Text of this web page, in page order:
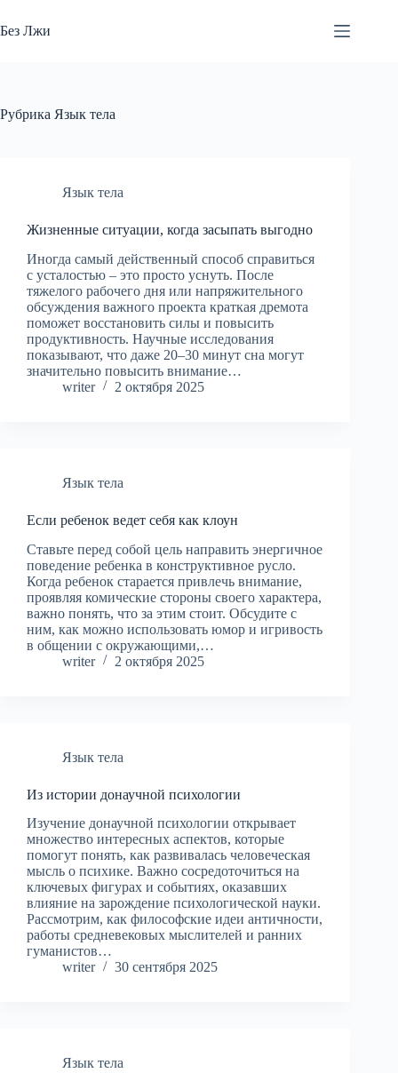
к
сути
Без Лжи
Рубрика Язык тела
Язык тела
Жизненные ситуации, когда засыпать выгодно
Иногда самый действенный способ справиться
с усталостью – это просто уснуть. После
тяжелого рабочего дня или напряжительного
обсуждения важного проекта краткая дремота
поможет восстановить силы и повысить
продуктивность. Научные исследования
показывают, что даже 20–30 минут сна могут
значительно повысить внимание…
writer
2 октября 2025
Язык тела
Если ребенок ведет себя как клоун
Ставьте перед собой цель направить энергичное
поведение ребенка в конструктивное русло.
Когда ребенок старается привлечь внимание,
проявляя комические стороны своего характера,
важно понять, что за этим стоит. Обсудите с
ним, как можно использовать юмор и игривость
в общении с окружающими,…
writer
2 октября 2025
Язык тела
Из истории донаучной психологии
Изучение донаучной психологии открывает
множество интересных аспектов, которые
помогут понять, как развивалась человеческая
мысль о психике. Важно сосредоточиться на
ключевых фигурах и событиях, оказавших
влияние на зарождение психологической науки.
Рассмотрим, как философские идеи античности,
работы средневековых мыслителей и ранних
гуманистов…
writer
30 сентября 2025
Язык тела